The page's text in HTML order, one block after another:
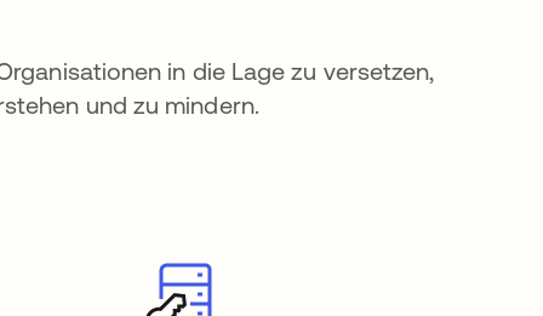
in die Lage zu versetzen,
und zu mindern.